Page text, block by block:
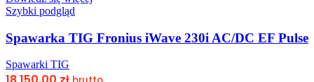
Szybki podgląd
Spawarka TIG Fronius iWave 230i AC/DC EF Pulse
Spawarki TIG